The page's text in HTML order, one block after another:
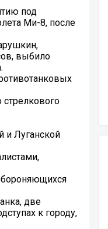
под
Ми-8, после
выбило
и Луганской
две
к городу,